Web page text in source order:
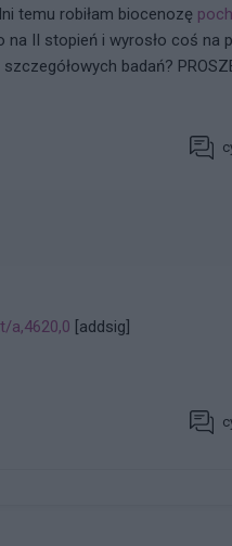
temu robiłam biocenozę
II stopień i wyrosło coś na
badań?
a,4620,0 [addsig]